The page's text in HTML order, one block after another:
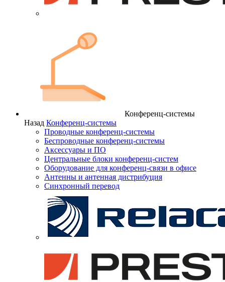
Конференц-системы
Назад Конференц-системы
Проводные конференц-системы
Беспроводные конференц-системы
Аксессуары и ПО
Центральные блоки конференц-систем
Оборудование для конференц-связи в офисе
Антенны и антенная дистрибуция
Синхронный перевод